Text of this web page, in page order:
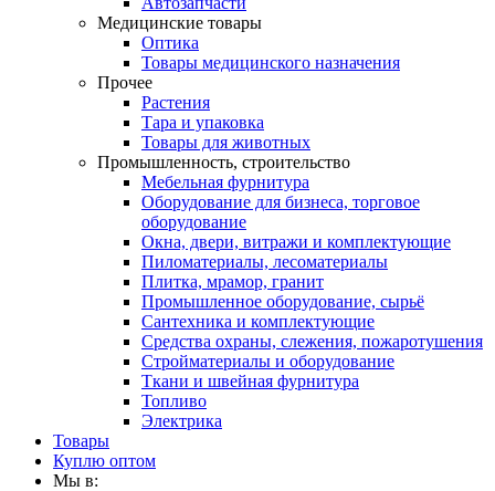
Медицинские товары
Оптика
Товары медицинского назначения
Прочее
Растения
Тара и упаковка
Товары для животных
Промышленность, строительство
Мебельная фурнитура
Оборудование для бизнеса, торговое
оборудование
Окна, двери, витражи и комплектующие
Пиломатериалы, лесоматериалы
Плитка, мрамор, гранит
Промышленное оборудование, сырьё
Сантехника и комплектующие
Средства охраны, слежения, пожаротушения
Стройматериалы и оборудование
Ткани и швейная фурнитура
Топливо
Электрика
Товары
Куплю оптом
Мы в: